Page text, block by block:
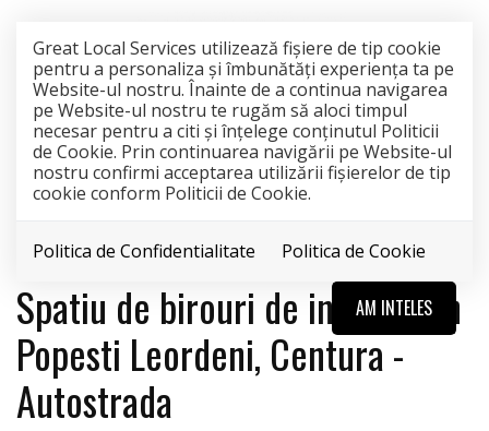
Great Local Services utilizează fişiere de tip cookie
pentru a personaliza și îmbunătăți experiența ta pe
Website-ul nostru. Înainte de a continua navigarea
pe Website-ul nostru te rugăm să aloci timpul
necesar pentru a citi și înțelege conținutul Politicii
de Cookie. Prin continuarea navigării pe Website-ul
nostru confirmi acceptarea utilizării fişierelor de tip
cookie conform Politicii de Cookie.
Politica de Confidentialitate Politica de Cookie
AM INTELES
Spatiu de birouri de inchiriat in
Popesti Leordeni, Centura -
Autostrada